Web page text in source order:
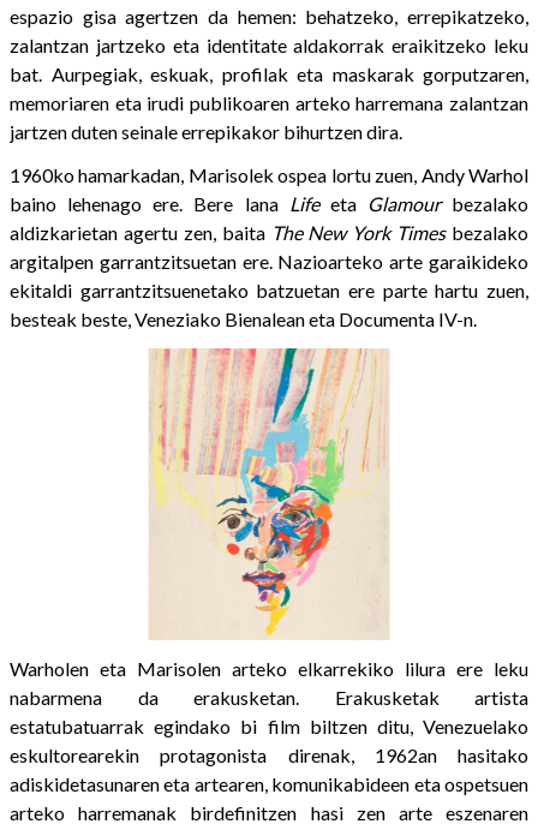
espazio gisa agertzen da hemen: behatzeko, errepikatzeko,
zalantzan jartzeko eta identitate aldakorrak eraikitzeko leku
bat. Aurpegiak, eskuak, profilak eta maskarak gorputzaren,
memoriaren eta irudi publikoaren arteko harremana zalantzan
jartzen duten seinale errepikakor bihurtzen dira.
1960ko hamarkadan, Marisolek ospea lortu zuen, Andy Warhol
baino lehenago ere. Bere lana Lifeeta Glamourbezalako
aldizkarietan agertu zen, baita The New York Timesbezalako
argitalpen garrantzitsuetan ere. Nazioarteko arte garaikideko
ekitaldi garrantzitsuenetako batzuetan ere parte hartu zuen,
besteak beste, Veneziako Bienalean eta Documenta IV-n.
Warholen eta Marisolen arteko elkarrekiko lilura ere leku
nabarmena da erakusketan. Erakusketak artista
estatubatuarrak egindako bi film biltzen ditu, Venezuelako
eskultorearekin protagonista direnak, 1962an hasitako
adiskidetasunaren eta artearen, komunikabideen eta ospetsuen
arteko harremanak birdefinitzen hasi zen arte eszenaren